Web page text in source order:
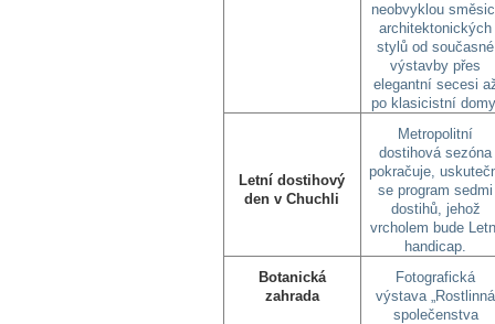
neobvyklou
architektonických
stylů od současné
výstavby přes
elegantní secesi
po klasicistní
Letní dostihový
den v Chuchli
Metropolitní
dostihová sezóna
pokračuje,
se program sedmi
dostihů, jehož
vrcholem bude
handicap.
Botanická
zahrada
Fotografická
výstava „Rostlinná
společenstva